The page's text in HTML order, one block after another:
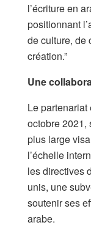
l’écriture en
positionnant
de culture, de
création.”
Une
Le
octobre 2021,
plus large
l’échelle
les directives
unis, une
soutenir ses
arabe.